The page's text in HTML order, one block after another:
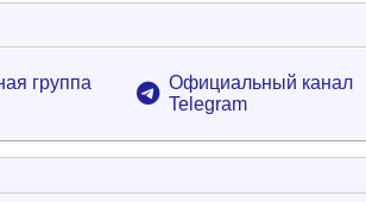
группа
Официальный канал
Telegram